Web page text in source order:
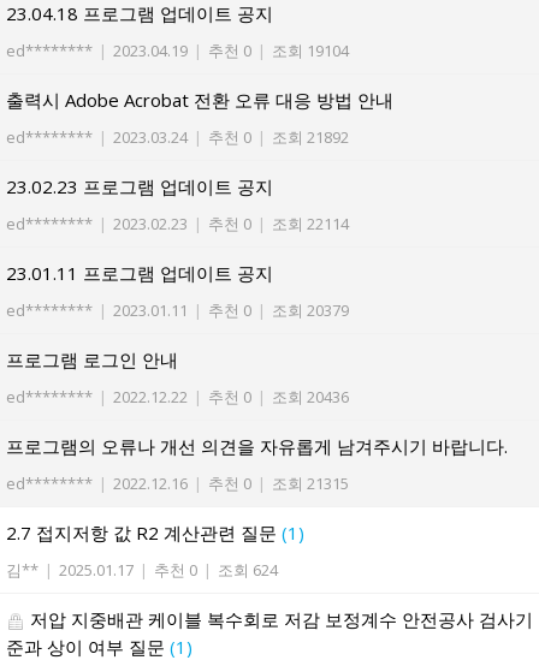
23.04.18 프로그램 업데이트 공지
ed******** | 2023.04.19 | 추천 0 | 조회 19104
출력시 Adobe Acrobat 전환 오류 대응 방법 안내
ed******** | 2023.03.24 | 추천 0 | 조회 21892
23.02.23 프로그램 업데이트 공지
ed******** | 2023.02.23 | 추천 0 | 조회 22114
23.01.11 프로그램 업데이트 공지
ed******** | 2023.01.11 | 추천 0 | 조회 20379
프로그램 로그인 안내
ed******** | 2022.12.22 | 추천 0 | 조회 20436
프로그램의 오류나 개선 의견을 자유롭게 남겨주시기 바랍니다.
ed******** | 2022.12.16 | 추천 0 | 조회 21315
2.7 접지저항 값 R2 계산관련 질문 (1)
김** | 2025.01.17 | 추천 0 | 조회 624
저압 지중배관 케이블 복수회로 저감 보정계수 안전공사 검사기
준과 상이 여부 질문 (1)